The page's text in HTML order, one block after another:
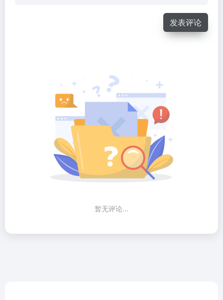
发表评论
暂无评论...